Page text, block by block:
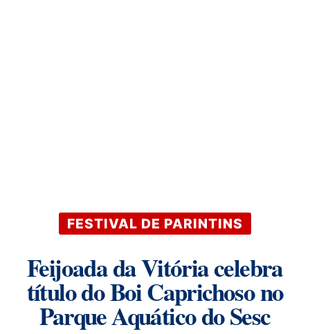
FESTIVAL DE PARINTINS
Feijoada da Vitória celebra
título do Boi Caprichoso no
Parque Aquático do Sesc